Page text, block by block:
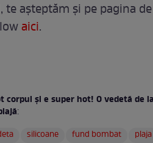
așteptăm și pe pagina de
aici.
corpul și e super hot! O vedetă de
:
silicoane fund bombat plaja